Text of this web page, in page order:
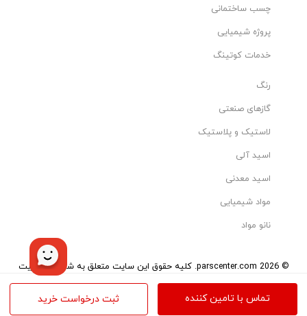
تماس با تامین کننده ثبت درخواست خرید
چسب ساختمانی
پروژه شیمیایی
خدمات کوتینگ
رنگ
گازهای صنعتی
لاستیک و پلاستیک
اسید آلی
اسید معدنی
مواد شیمیایی
نانو مواد
© 2026 parscenter.com. کلیه حقوق این سایت متعلق به شرکت مدیریت
هوشمند تاو می‌باشد.
تمامی کالاها و خدمات این سایت، حسب مورد دارای مجوزهای لازم از مراجع
مربوطه می‌باشند و فعالیت‌های این سایت تابع قوانین و مقررات ایران است.